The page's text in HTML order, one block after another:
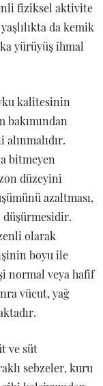
fiziksel aktivite
da kemik
yürüyüş ihmal
kalitesinin
bakımından
bitmeyen
düzeyini
azaltması,
olarak
boyu ile
normal veya hafif
vücut, yağ
ve süt
sebzeler, kuru